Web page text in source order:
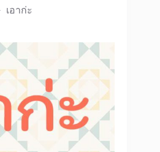
เอาก่ะ